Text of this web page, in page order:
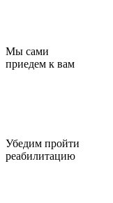
Мы сами
приедем к вам
Убедим пройти
реабилитацию